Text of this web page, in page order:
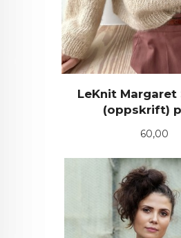
LeKnit Margaret
(oppskrift)
Pris
60,00